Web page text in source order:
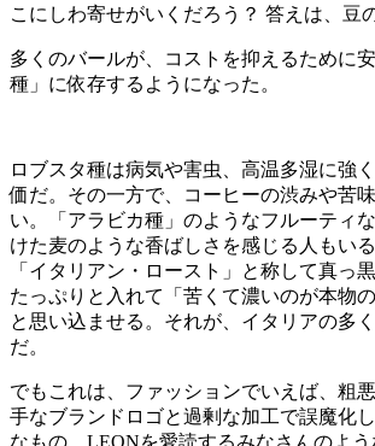
こにしわ寄せがいくだろう？ 答えは、豆
多くのバールが、コストを抑えるために
種」に依存するようになった。
ロブスタ種は病気や害虫、高温多湿に強
価だ。その一方で、コーヒーの渋みや苦
い。「アラビカ種」のようなフルーティ
けた麦のような香ばしさを感じる人もい
「イタリアン・ロースト」と称して真っ
たっぷりと入れて「苦くて濃いのが本物
と思い込ませる。それが、イタリアの多
だ。
でもこれは、ファッションでいえば、粗
手なブランドロゴと過剰な加工で誤魔化
なもの。LEONを愛読するみなさんのよ